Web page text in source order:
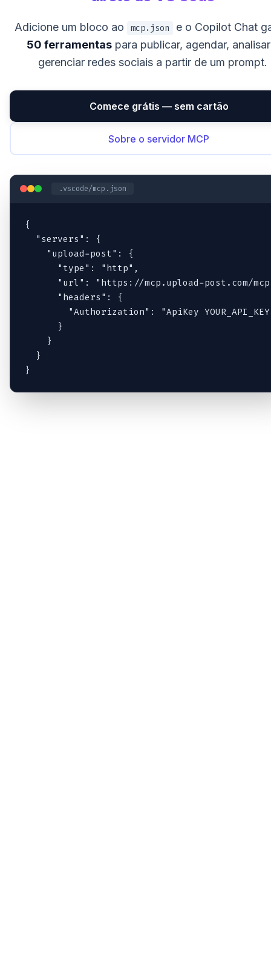
Adicione um bloco ao mcp.json
e o Copilot Chat
50 ferramentaspara publicar, agendar,
gerenciar redes sociais a partir de um prompt.
Comece grátis — sem cartão
Sobre o servidor MCP
.vscode/mcp.json
{
  "servers": {
    "upload-post": {
      "type": "http",
"url": "https://mcp.upload-post.com/
      "headers": {
"Authorization": "ApiKey
      }
    }
  }
}